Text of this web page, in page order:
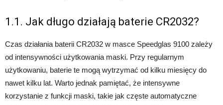
1.1. Jak długo działają baterie CR2032?
Czas działania baterii CR2032 w masce Speedglas 9100 zależy
od intensywności użytkowania maski. Przy regularnym
użytkowaniu, baterie te mogą wytrzymać od kilku miesięcy do
nawet kilku lat. Warto jednak pamiętać, że intensywne
korzystanie z funkcji maski, takie jak częste automatyczne